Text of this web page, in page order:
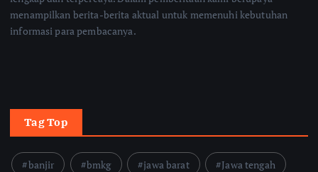
menampilkan berita-berita aktual untuk memenuhi kebutuhan
informasi para pembacanya.
Tag Top
banjir bmkg jawa barat
Jawa tengah